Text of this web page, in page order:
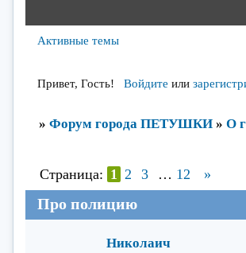
Активные темы
Привет, Гость! Войдите или
» Форум города ПЕТУШКИ » О
Про полицию
Страница: 1 2 3 … 12 »
Николаич